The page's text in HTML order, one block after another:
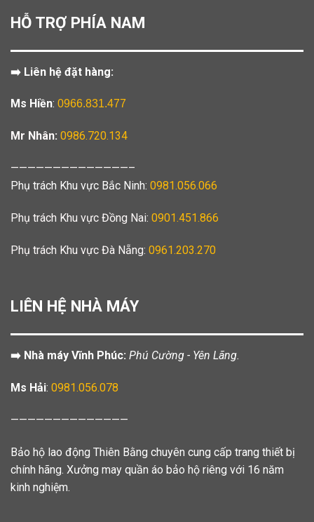
HỖ TRỢ PHÍA NAM
➡️ Liên hệ đặt hàng:
Ms Hiền: 0966.831.477
Mr Nhân: 0986.720.134
——————————————–
Phụ trách Khu vực Bắc Ninh: 0981.056.066
Phụ trách Khu vực Đồng Nai: 0901.451.866
Phụ trách Khu vực Đà Nẵng: 0961.203.270
LIÊN HỆ NHÀ MÁY
➡️ Nhà máy Vĩnh Phúc: Phú Cường - Yên Lãng.
Ms Hải: 0981.056.078
——————————————
Bảo hộ lao động Thiên Bằng chuyên cung cấp trang thiết bị
chính hãng. Xưởng may quần áo bảo hộ riêng với 16 năm
kinh nghiệm.